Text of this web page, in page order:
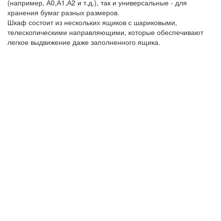
(например, А0,А1,А2 и т.д.), так и универсальные - для
хранения бумаг разных размеров.
Шкаф состоит из нескольких ящиков с шариковыми,
телескопическими направляющими, которые обеспечивают
легкое выдвижение даже заполненного ящика.